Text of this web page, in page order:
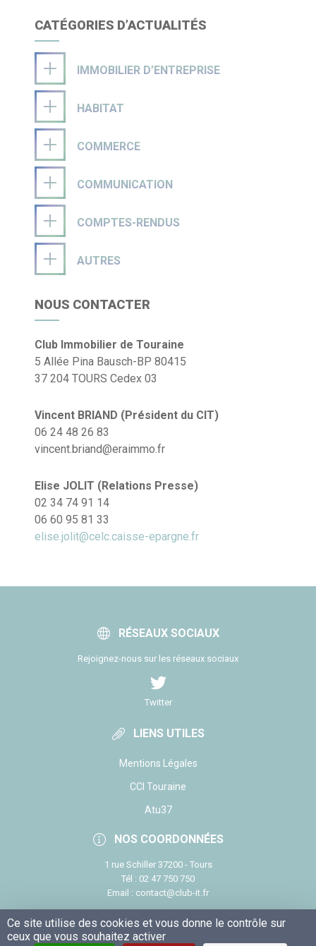
CATÉGORIES D’ACTUALITÉS
IMMOBILIER D’ENTREPRISE
HABITAT
COMMERCE
COMMUNICATION
COMPTES-RENDUS
AUTRES
NOUS CONTACTER
Club Immobilier de Touraine
5 Allée Pina Bausch-BP 80415
37 204 TOURS Cedex 03
Vincent BRIAND (Président du CIT)
06 24 48 26 83
vincent.briand@eraimmo.fr
Elise JOLIT (Relations Presse)
02 34 74 91 14
06 60 95 81 33
elise.jolit@celc.caisse-epargne.fr
RÉSEAUX SOCIAUX
Rejoignez-nous sur les réseaux sociaux
Twitter
LIENS UTILES
Mentions Légales
CCI Touraine
Atu37
NOS COORDONNÉES
1 rue Schiller 37200 - Tours
Tél : 02 47 750 750
Email : contact@club-it.fr
Ce site utilise des cookies et vous donne le contrôle sur
ceux que vous souhaitez activer